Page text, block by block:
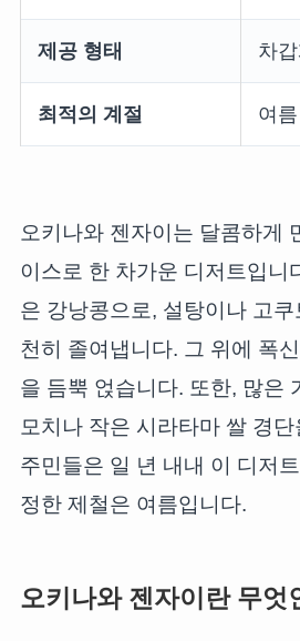
제공 형태 차
최적의 계절 여
오키나와 젠자이는 달콤하게
이스로 한 차가운 디저트입니
은 강낭콩으로, 설탕이나 고
천히 졸여냅니다. 그 위에 폭
을 듬뿍 얹습니다. 또한, 많은
모치나 작은 시라타마 쌀 경
주민들은 일 년 내내 이 디저
정한 제철은 여름입니다.
오키나와 젠자이란 무엇